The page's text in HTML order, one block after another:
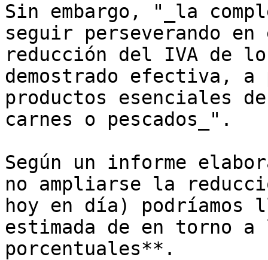
Sin embargo, "_la
seguir perseverando
reducción del IVA de
demostrado efectiva,
productos esenciales
carnes o pescados_".
Según un informe
no ampliarse la
hoy en día)
estimada de en torno
porcentuales**.